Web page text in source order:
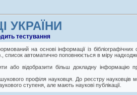
УКРАЇНИ
тестування
на основі інформації із бібліографічних
список автоматично поповнюється в міру
відобразити більш докладну інформацію
профіля науковця. До реєстру науковців
ступеня, але мають наукові публікації.